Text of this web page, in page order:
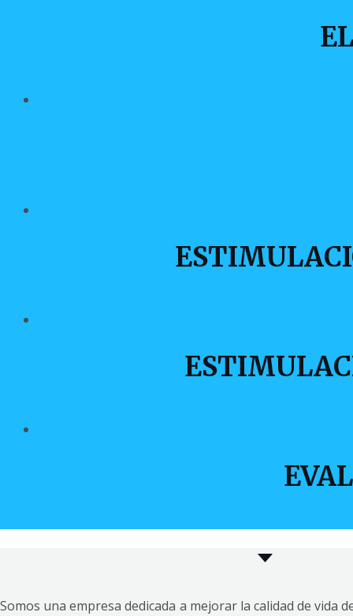
Somos una empresa dedicada a mejorar la calidad de